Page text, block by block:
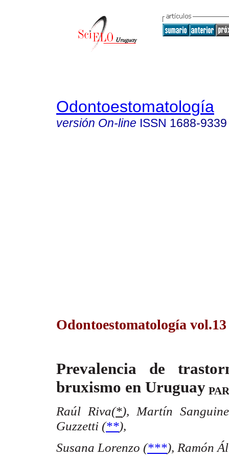
Odontoestomatología
versión On-line ISSN 1688-9339
Odontoestomatología
Prevalencia de
bruxismo en Uruguay
Raúl Riva(*), Martín
Guzzetti (**),
Susana Lorenzo (***), Ramón